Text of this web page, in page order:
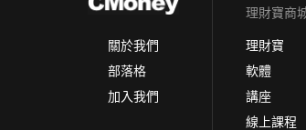
關於我們
部落格
加入我們
理財寶商
理財寶
軟體
講座
線上課程